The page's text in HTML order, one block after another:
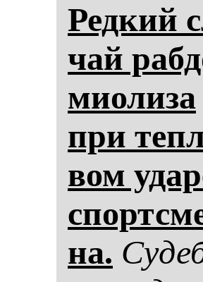
Ред­кий
чай
ми­оли­за
при
вом
на.